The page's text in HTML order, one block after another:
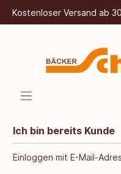
Kostenloser Versand ab
Ich bin bereits Kunde
Einloggen mit E-Mail-